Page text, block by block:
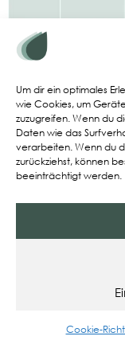
Um dir ein optimales
wie Cookies, um
zuzugreifen. Wenn du
Daten wie das
verarbeiten. Wenn du
zurückziehst, können
beeinträchtigt werden.
Cookie-